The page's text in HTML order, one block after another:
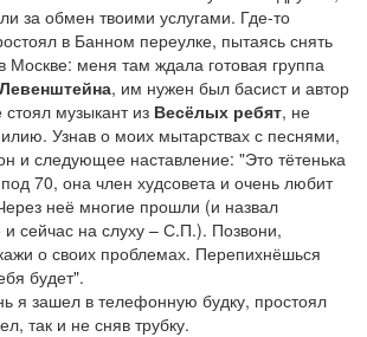
за обмен твоими услугами. Где-то
в Банном переулке, пытаясь снять
Москве: меня там ждала готовая группа
, им нужен был басист и автор
музыкант из Весёлых ребят, не
Узнав о моих мытарствах с песнями,
и следующее наставление: "Это тётенька
70, она член худсовета и очень любит
неё многие прошли (и назвал
сейчас на слуху – С.П.). Позвони,
о своих проблемах. Перепихнёшься
будет".
я зашел в телефонную будку, простоял
так и не сняв трубку.